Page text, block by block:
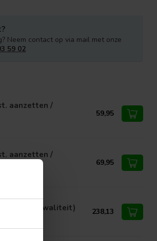
Neem contact op via mail met onze
59 02
aanzetten /
59,95
aanzetten /
69,95
10cc. (A kwaliteit) 238,13